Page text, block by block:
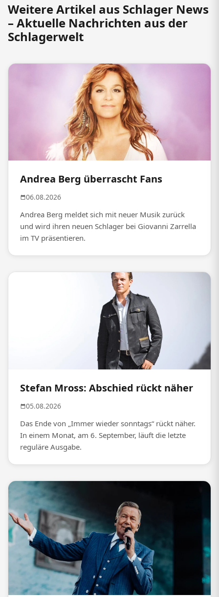
Weitere Artikel aus Schlager News
– Aktuelle Nachrichten aus der
Schlagerwelt
Andrea Berg überrascht Fans
06.08.2026
Andrea Berg meldet sich mit neuer Musik zurück
und wird ihren neuen Schlager bei Giovanni Zarrella
im TV präsentieren.
Stefan Mross: Abschied rückt näher
05.08.2026
Das Ende von „Immer wieder sonntags“ rückt näher.
In einem Monat, am 6. September, läuft die letzte
reguläre Ausgabe.